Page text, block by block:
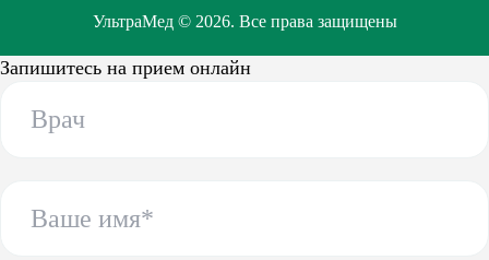
УльтраМед © 2026. Все права защищены
Запишитесь на прием онлайн